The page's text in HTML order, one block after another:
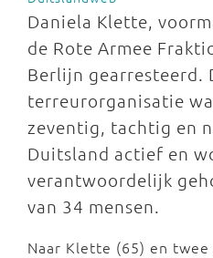
Daniela Klette,
de Rote Armee
Berlijn gearresteerd.
terreurorganisatie
zeventig, tachtig en
Duitsland actief en
verantwoordelijk
van 34 mensen.
Naar Klette (65) en twee